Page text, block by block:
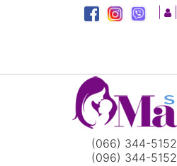
(066) 344-5152
(096) 344-5152